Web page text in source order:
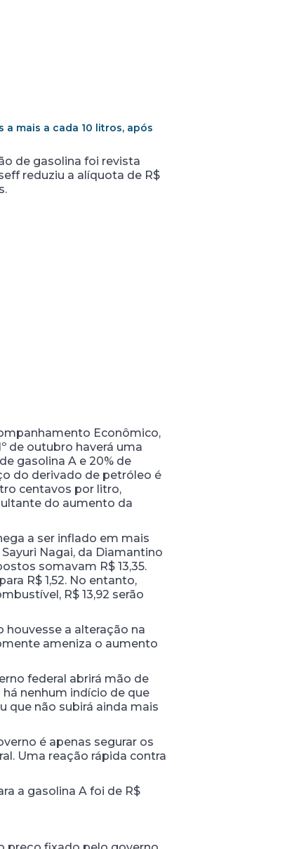
mais a cada 10 litros, após
de gasolina foi revista
reduziu a alíquota de R$
Econômico,
de outubro haverá uma
gasolina A e 20% de
do derivado de petróleo é
centavos por litro,
do aumento da
a ser inflado em mais
Nagai, da Diamantino
somavam R$ 13,35.
R$ 1,52. No entanto,
R$ 13,92 serão
houvesse a alteração na
ameniza o aumento
federal abrirá mão de
nenhum indício de que
que não subirá ainda mais
é apenas segurar os
Uma reação rápida contra
a gasolina A foi de R$